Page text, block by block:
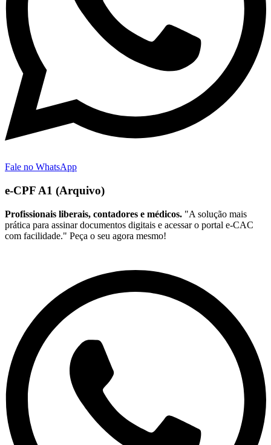
Fale no WhatsApp
e-CPF A1 (Arquivo)
Profissionais liberais, contadores e médicos. "A solução mais
prática para assinar documentos digitais e acessar o portal e-CAC
com facilidade." Peça o seu agora mesmo!